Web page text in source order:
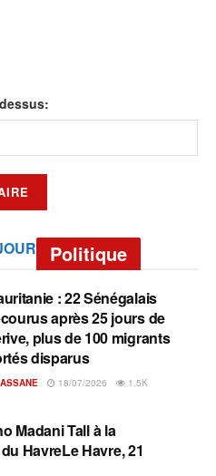
Politique
: 22 Sénégalais
après 25 jours de
plus de 100 migrants
disparus
ASSANE 18/07/2026 1.5K
Madani Tall à la
HavreLe Havre, 21